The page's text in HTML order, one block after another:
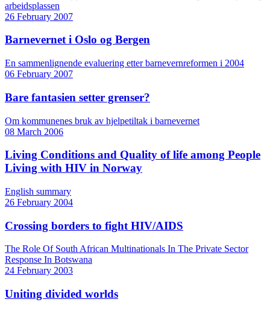
arbeidsplassen
26 February 2007
Barnevernet i Oslo og Bergen
En sammenlignende evaluering etter barnevernreformen i 2004
06 February 2007
Bare fantasien setter grenser?
Om kommunenes bruk av hjelpetiltak i barnevernet
08 March 2006
Living Conditions and Quality of life among People
Living with HIV in Norway
English summary
26 February 2004
Crossing borders to fight HIV/AIDS
The Role Of South African Multinationals In The Private Sector
Response In Botswana
24 February 2003
Uniting divided worlds